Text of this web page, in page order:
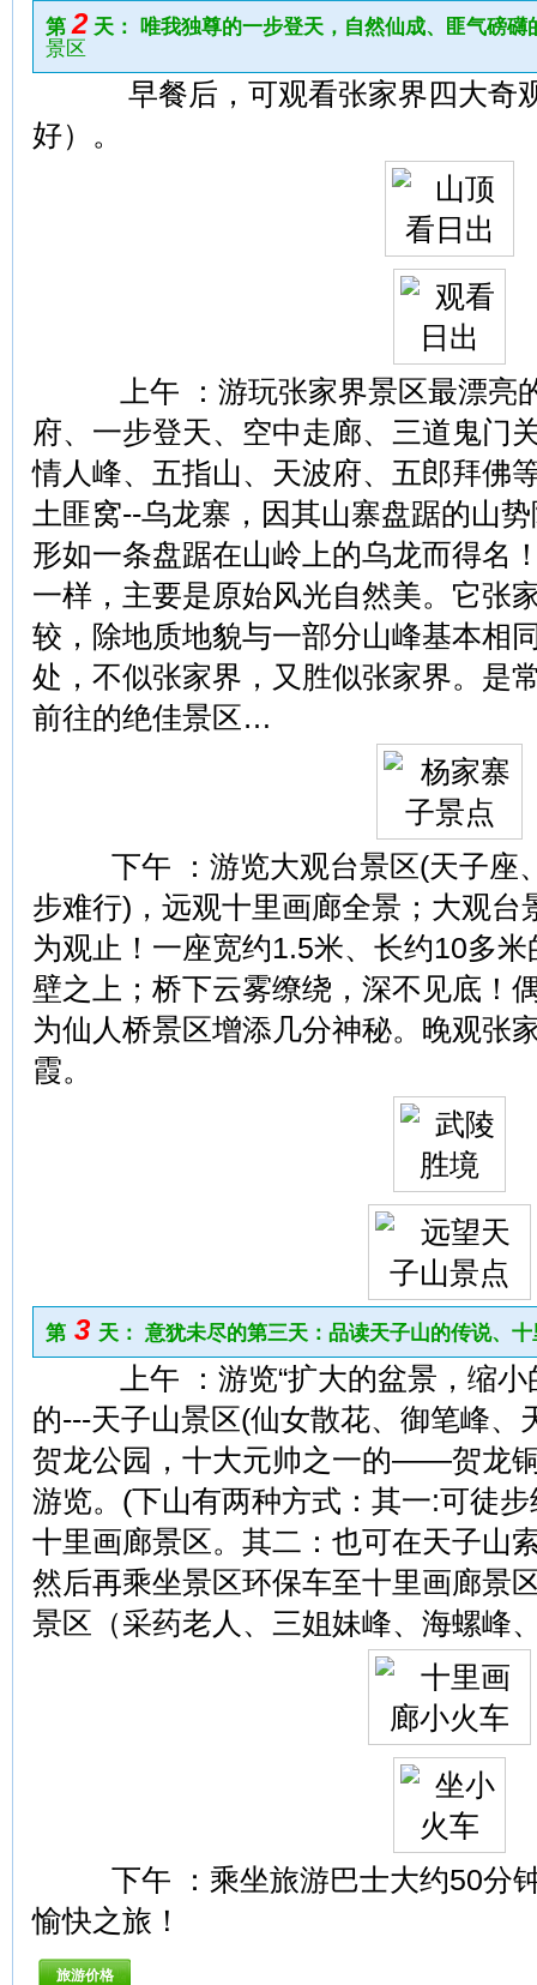
第2 天： 唯我独尊的一步登天，自然仙成、匪气磅礴
景区
早餐后，可观看张家界四大奇观
好）。
上午 ：游玩张家界景区最漂亮
府、一步登天、空中走廊、三道鬼门
情人峰、五指山、天波府、五郎拜佛
土匪窝--乌龙寨，因其山寨盘踞的山
形如一条盘踞在山岭上的乌龙而得名
一样，主要是原始风光自然美。它张
较，除地质地貌与一部分山峰基本相
处，不似张家界，又胜似张家界。是
前往的绝佳景区…
下午 ：游览大观台景区(天子座
步难行)，远观十里画廊全景；大观台
为观止！一座宽约1.5米、长约10多
壁之上；桥下云雾缭绕，深不见底！
为仙人桥景区增添几分神秘。晚观张
霞。
第 3 天： 意犹未尽的第三天：品读天子山的传说、
上午 ：游览“扩大的盆景，缩小
的---天子山景区(仙女散花、御笔峰、
贺龙公园，十大元帅之一的——贺龙
游览。(下山有两种方式：其一:可徒
十里画廊景区。其二：也可在天子山
然后再乘坐景区环保车至十里画廊景
景区（采药老人、三姐妹峰、海螺峰
下午 ：乘坐旅游巴士大约50分钟
愉快之旅！
旅游价格